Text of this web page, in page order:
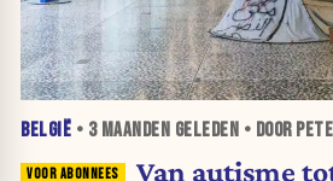
BELGIË • 3 MAANDEN GELEDEN • DOOR
Van autisme